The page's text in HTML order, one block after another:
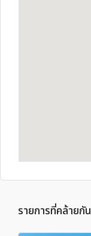
รายการที่คล้ายกัน